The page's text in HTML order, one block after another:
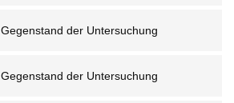
Gegenstand der Untersuchung
Gegenstand der Untersuchung